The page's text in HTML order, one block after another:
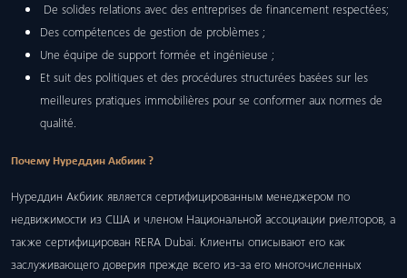
De solides relations avec des entreprises de financement respectées;
Des compétences de gestion de problèmes ;
Une équipe de support formée et ingénieuse ;
Et suit des politiques et des procédures structurées basées sur les
meilleures pratiques immobilières pour se conformer aux normes de
qualité.
Почему Нуреддин Акбиик ?
Нуреддин Акбиик является сертифицированным менеджером по
недвижимости из США и членом Национальной ассоциации риелторов, а
также сертифицирован RERA Dubai. Клиенты описывают его как
заслуживающего доверия прежде всего из-за его многочисленных